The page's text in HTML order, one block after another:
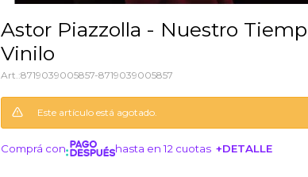
Astor Piazzolla - Nuestro Tiempo -
Vinilo
8719039005857-8719039005857
Este artículo está agotado.
Comprá con hasta en 12 cuotas +DETALLE